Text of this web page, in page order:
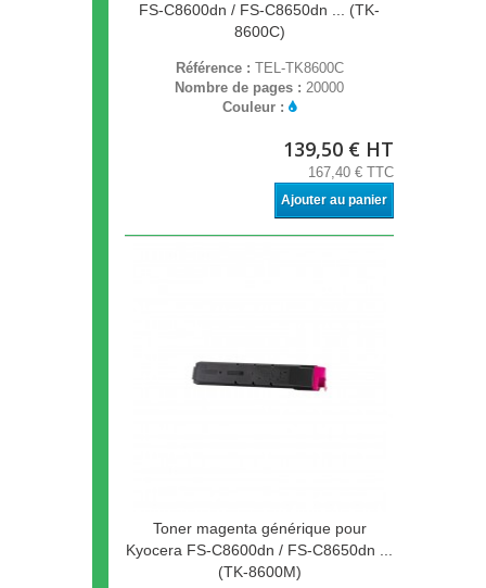
FS-C8600dn / FS-C8650dn ... (TK-
8600C)
Référence : TEL-TK8600C
Nombre de pages : 20000
Couleur :
139,50 € HT
167,40 € TTC
Ajouter au panier
Toner magenta générique pour
Kyocera FS-C8600dn / FS-C8650dn ...
(TK-8600M)